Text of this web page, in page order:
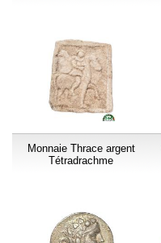
Monnaie Thrace argent
Tétradrachme